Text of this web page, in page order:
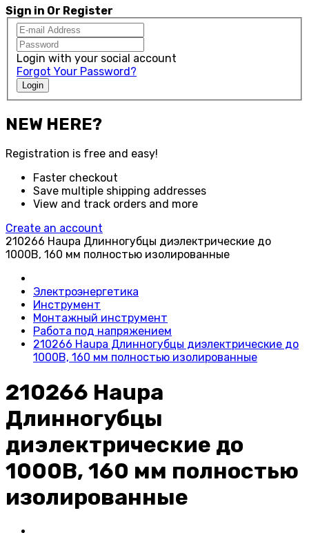
Sign in Or Register
Login with your social account
Forgot Your Password?
Login
NEW HERE?
Registration is free and easy!
Faster checkout
Save multiple shipping addresses
View and track orders and more
Create an account
210266 Haupa Длинногубцы диэлектрические до
1000В, 160 мм полностью изолированные
Электроэнергетика
Инструмент
Монтажный инструмент
Работа под напряжением
210266 Haupa Длинногубцы диэлектрические до
1000В, 160 мм полностью изолированные
210266 Haupa
Длинногубцы
диэлектрические до
1000В, 160 мм полностью
изолированные